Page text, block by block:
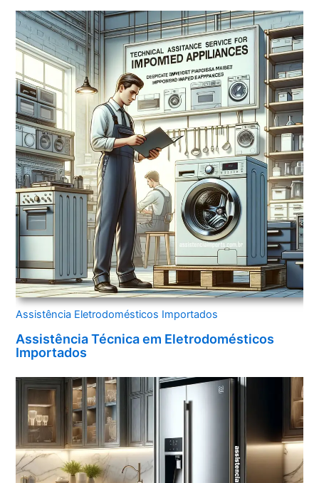
Assistência Eletrodomésticos Importados
Assistência Técnica em Eletrodomésticos
Importados